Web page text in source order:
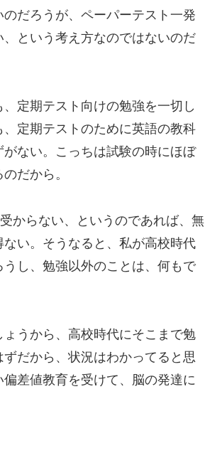
だろうが、ペーパーテスト一発
という考え方なのではないのだ
定期テスト向けの勉強を一切し
定期テストのために英語の教科
ない。こっちは試験の時にほぼ
だから。
からない、というのであれば、無
い。そうなると、私が高校時代
し、勉強以外のことは、何もで
うから、高校時代にそこまで勉
だから、状況はわかってると思
差値教育を受けて、脳の発達に